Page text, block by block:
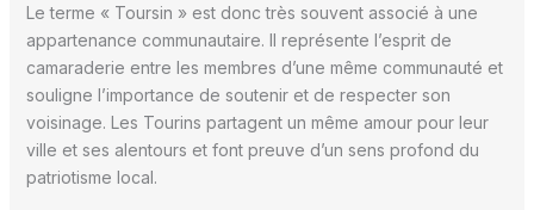
Le terme « Toursin » est donc très souvent associé à une
appartenance communautaire. Il représente l’esprit de
camaraderie entre les membres d’une même communauté et
souligne l’importance de soutenir et de respecter son
voisinage. Les Tourins partagent un même amour pour leur
ville et ses alentours et font preuve d’un sens profond du
patriotisme local.